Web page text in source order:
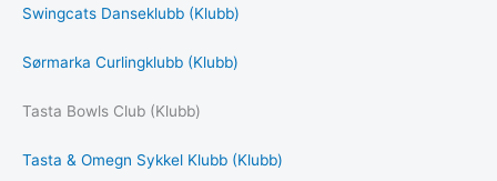
Swingcats Danseklubb (Klubb)
Sørmarka Curlingklubb (Klubb)
Tasta Bowls Club (Klubb)
Tasta & Omegn Sykkel Klubb (Klubb)